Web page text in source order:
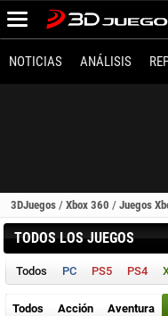
NOTICIAS ANÁLISIS
3DJuegos / Xbox 360 / Juegos
TODOS LOS JUEGOS
Todos PC PS5 PS4
Todos Acción Aventura